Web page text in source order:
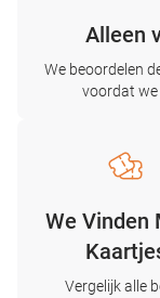
Alleen
We beoordelen
voordat we
We Vinden
Vergelijk alle